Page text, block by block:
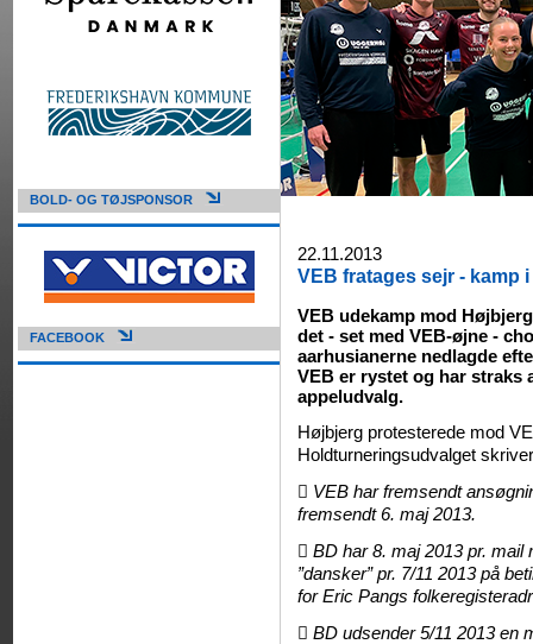
BOLD- OG TØJSPONSOR
FACEBOOK
22.11.2013
VEB fratages sejr - kamp
VEB udekamp mod
det - set med VEB-øjne -
aarhusianerne nedlagde
VEB er rystet og har straks
appeludvalg.
Højbjerg protesterede mod
Holdturneringsudvalget
 VEB har fremsendt
fremsendt 6. maj 2013.
 BD har 8. maj 2013 pr.
”dansker” pr. 7/11 2013 på
for Eric Pangs
 BD udsender 5/11 2013 en